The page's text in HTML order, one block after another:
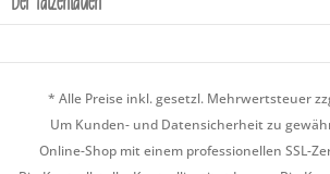
* Alle Preise inkl. gesetzl. Mehrwertsteuer
Um Kunden- und Datensicherheit zu
Online-Shop mit einem professionellen SSL-